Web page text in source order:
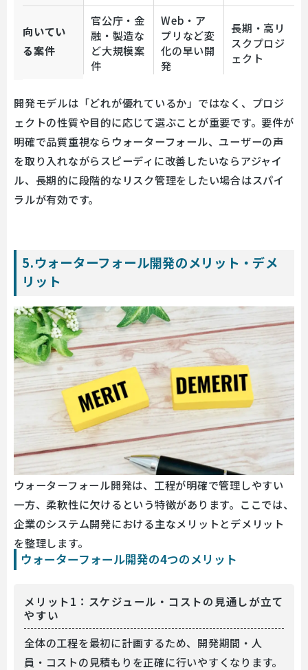
向いてい
る案件
官公庁・金
融・製造な
ど大規模案
件
Web・ア
プリなど変
化の早い開
発
長期・高リ
スクプロジ
ェクト
開発モデルは「どれが優れているか」ではなく、プロジ
ェクトの性質や目的に応じて選ぶことが重要です。要件が
明確で品質重視ならウォーターフォール、ユーザーの声
を取り入れながらスピーディに改善したいならアジャイ
ル、長期的に段階的なリスク管理をしたい場合はスパイ
ラルが有効です。
5.ウォーターフォール開発のメリット・デメ
リット
ウォーターフォール開発は、工程が明確で管理しやすい
一方、柔軟性に欠けるという特徴があります。ここでは、
企業のシステム開発における主なメリットとデメリット
を整理します。
ウォーターフォール開発の4つのメリット
メリット1：スケジュール・コストの見通しが立て
やすい
全体の工程を最初に計画するため、開発期間・人
員・コストの見積もりを正確に行いやすくなります。